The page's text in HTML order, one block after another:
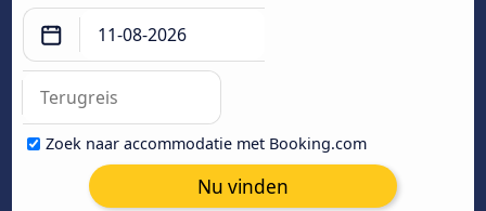
Zoek naar accommodatie met Booking.com
Nu vinden